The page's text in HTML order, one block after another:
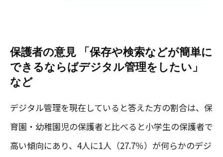
保護者の意見 「保存や検索などが簡単に
できるならばデジタル管理をしたい」
など
デジタル管理を現在していると答えた方の割合は、保
育園・幼稚園児の保護者と比べると小学生の保護者で
高い傾向にあり、4人に1人（27.7％）が何らかのデジ